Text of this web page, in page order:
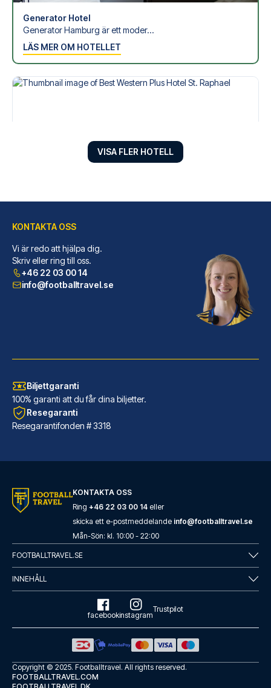
Generator Hotel
Generator Hamburg är ett moder...
LÄS MER OM HOTELLET
Best Western Plus Hotel St. Ra...
LÄS MER OM HOTELLET
LÄS MER OM HOTELLET
Lindner Hotel Hamburg Am Michel, part of JdV by Hyatt
VISA FLER HOTELL
KONTAKTA OSS
Vi är redo att hjälpa dig.
Skriv eller ring till oss.
+46 22 03 00 14
info@footballtravel.se
Biljettgaranti
100% garanti att du får dina biljetter.
Resegaranti
Resegarantifonden # 3318
KONTAKTA OSS
Ring +46 22 03 00 14 eller
skicka ett e-postmeddelande info@footballtravel.se
Mån-Sön: kl. 10:00 - 22:00
FOOTBALLTRAVEL.SE
INNEHÅLL
facebookinstagram
Trustpilot
Copyright © 2025. Footballtravel. All rights reserved.
FOOTBALLTRAVEL.COM